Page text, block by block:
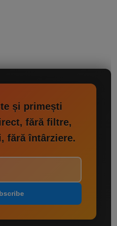
și primești
fără filtre,
fără întârziere.